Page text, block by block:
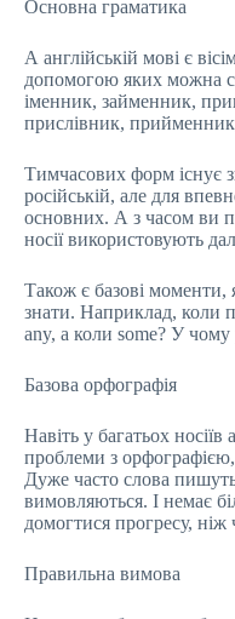
Основна граматика
А англійській мові є
допомогою яких можна
іменник, займенник,
прислівник,
Тимчасових форм існує
російській, але для
основних. А з часом ви
носії використовують
Також є базові моменти,
знати. Наприклад, коли
any, а коли some? У
Базова орфографія
Навіть у багатьох носіїв
проблеми з
Дуже часто слова
вимовляються. І немає
домогтися прогресу, ніж
Правильна вимова